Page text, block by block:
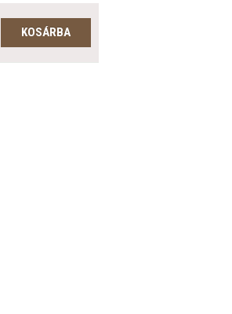
KOSÁRBA